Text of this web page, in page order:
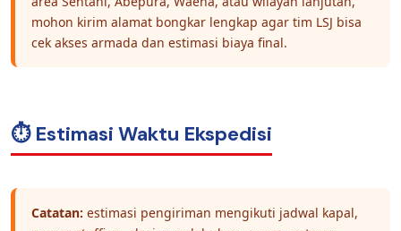
mohon kirim alamat bongkar lengkap agar tim LSJ bisa
cek akses armada dan estimasi biaya final.
⏱️ Estimasi Waktu Ekspedisi
Catatan: estimasi pengiriman mengikuti jadwal kapal,